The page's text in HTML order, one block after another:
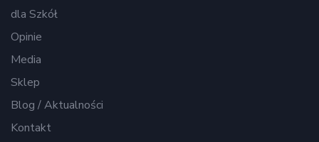
dla Szkół
Opinie
Media
Sklep
Blog / Aktualności
Kontakt